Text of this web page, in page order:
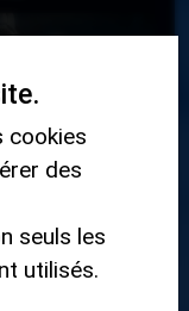
cookies
des
seuls les
utilisés.